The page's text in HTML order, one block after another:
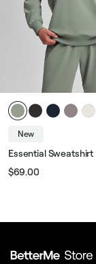
New
Essential Sweatshirt
Звичайна
$69.00